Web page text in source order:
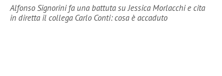
Alfonso Signorini fa una battuta su Jessica Morlacchi e cita
in diretta il collega Carlo Conti: cosa è accaduto